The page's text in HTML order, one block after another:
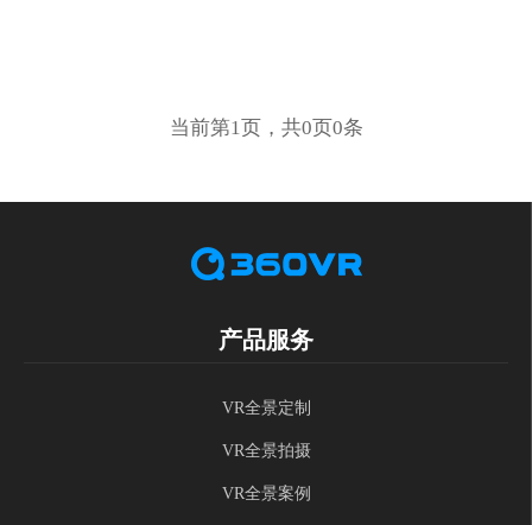
当前第1页，共0页0条
产品服务
VR全景定制
VR全景拍摄
VR全景案例